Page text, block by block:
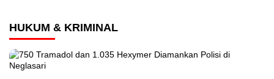
HUKUM & KRIMINAL